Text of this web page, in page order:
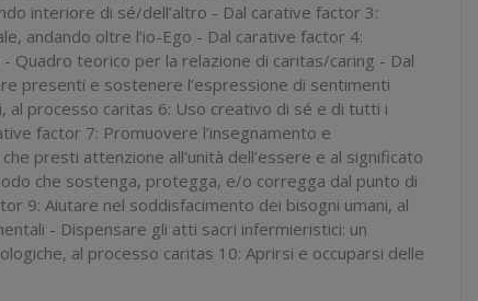
interiore di sé/dell’altro - Dal carative factor 3:
andando oltre l’io-Ego - Dal carative factor 4:
Quadro teorico per la relazione di caritas/caring - Dal
presenti e sostenere l’espressione di sentimenti
processo caritas 6: Uso creativo di sé e di tutti i
factor 7: Promuovere l’insegnamento e
presti attenzione all’unità dell’essere e al significato
che sostenga, protegga, e/o corregga dal punto di
9: Aiutare nel soddisfacimento dei bisogni umani, al
- Dispensare gli atti sacri infermieristici: un
al processo caritas 10: Aprirsi e occuparsi delle